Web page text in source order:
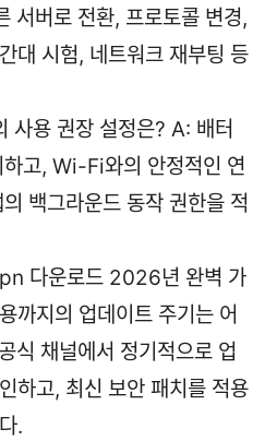
서버로 전환, 프로토콜 변경,
대 시험, 네트워크 재부팅 등
사용 권장 설정은? A: 배터
고, Wi-Fi와의 안정적인 연
백그라운드 동작 권한을 적
다운로드 2026년 완벽 가
까지의 업데이트 주기는 어
식 채널에서 정기적으로 업
하고, 최신 보안 패치를 적용
.